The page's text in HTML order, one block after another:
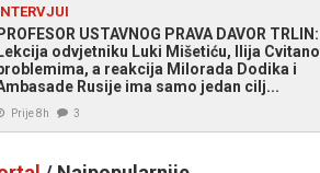
USTAVNOG PRAVA DAVOR TRLIN:
odvjetniku Luki Mišetiću, Ilija
a reakcija Milorada Dodika i
Rusije ima samo jedan cilj...
Prije 8h 3